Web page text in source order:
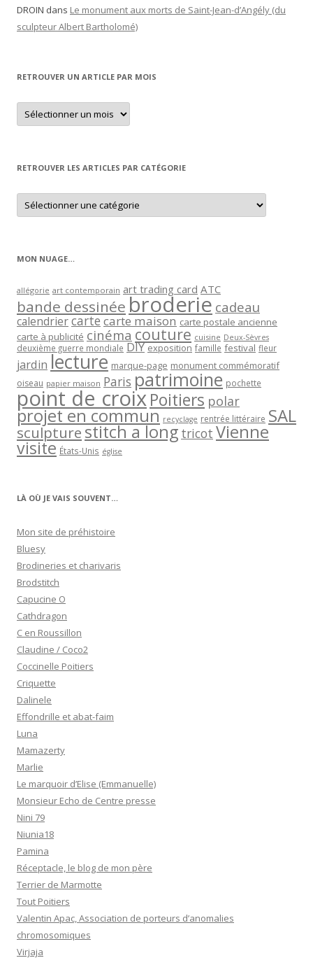
DROIN dans Le monument aux morts de Saint-Jean-d’Angély (du
sculpteur Albert Bartholomé)
RETROUVER UN ARTICLE PAR MOIS
Retrouver
un
article
RETROUVER LES ARTICLES PAR CATÉGORIE
Retrouver
les
articles
MON NUAGE…
allégorie art contemporain art trading card ATC
bande dessinée broderie cadeau
calendriercartecarte maison carte postale ancienne
carte à publicité cinéma couture cuisine Deux-Sèvres
deuxième guerre mondiale DIY exposition famille festival fleur
jardin lecture marque-page monument commémoratif
oiseau papier maison Paris patrimoine pochette
point de croixPoitiers polar
projet en commun recyclage rentrée littéraire SAL
sculpturestitch a long tricot Vienne
visite États-Unis église
LÀ OÙ JE VAIS SOUVENT…
Mon site de préhistoire
Bluesy
Brodineries et charivaris
Brodstitch
Capucine O
Cathdragon
C en Roussillon
Claudine / Coco2
Coccinelle Poitiers
Criquette
Dalinele
Effondrille et abat-faim
Luna
Mamazerty
Marlie
Le marquoir d’Elise (Emmanuelle)
Monsieur Echo de Centre presse
Nini 79
Niunia18
Pamina
Réceptacle, le blog de mon père
Terrier de Marmotte
Tout Poitiers
Valentin Apac, Association de porteurs d’anomalies
chromosomiques
Virjaja